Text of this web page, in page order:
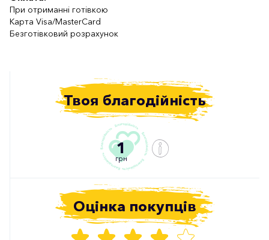
При отриманні готівкою
Карта Visa/MasterCard
Безготівковий розрахунок
Твоя благодійність
1
грн
Оцінка покупців